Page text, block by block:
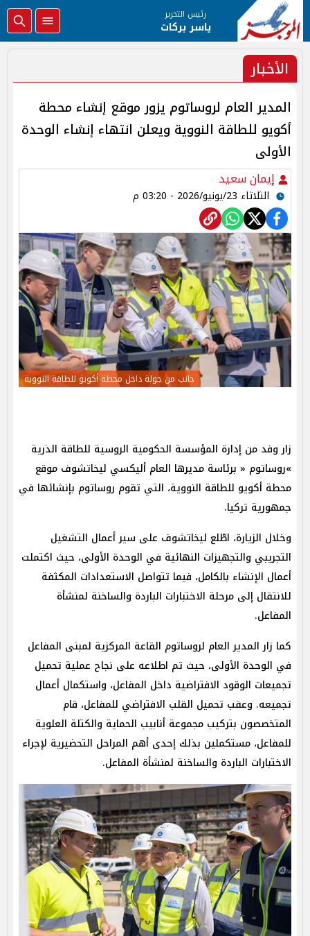
رئيس التحرير
ياسر بركات
الأخبار
المدير العام لروساتوم يزور موقع إنشاء محطة
أكويو للطاقة النووية ويعلن انتهاء إنشاء الوحدة
الأولى
إيمان سعيد
الثلاثاء 23/يونيو/2026 - 03:20 م
جانب من جولة داخل محطة أكويو للطاقة النووية
زار وفد من إدارة المؤسسة الحكومية الروسية للطاقة الذرية
»روساتوم « برئاسة مديرها العام أليكسي ليخاتشوف موقع
محطة أكويو للطاقة النووية، التي تقوم روساتوم بإنشائها في
جمهورية تركيا.
وخلال الزيارة، اطّلع ليخاتشوف على سير أعمال التشغيل
التجريبي والتجهيزات النهائية في الوحدة الأولى، حيث اكتملت
أعمال الإنشاء بالكامل، فيما تتواصل الاستعدادات المكثفة
للانتقال إلى مرحلة الاختبارات الباردة والساخنة لمنشأة
المفاعل.
كما زار المدير العام لروساتوم القاعة المركزية لمبنى المفاعل
في الوحدة الأولى، حيث تم اطلاعه على نجاح عملية تحميل
تجميعات الوقود الافتراضية داخل المفاعل، واستكمال أعمال
تجميعه. وعقب تحميل القلب الافتراضي للمفاعل، قام
المتخصصون بتركيب مجموعة أنابيب الحماية والكتلة العلوية
للمفاعل، مستكملين بذلك إحدى أهم المراحل التحضيرية لإجراء
الاختبارات الباردة والساخنة لمنشأة المفاعل.